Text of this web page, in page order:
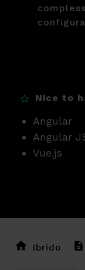
Nice to
Angular
Angular
Vue.js
Ibrido